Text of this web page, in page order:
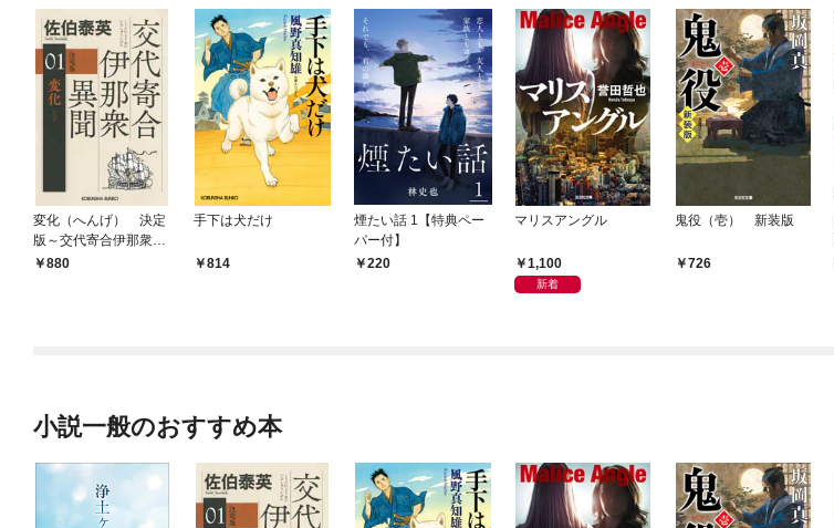
変化（へんげ） 決定
版～交代寄合伊那衆異
聞（1）～
880
手下は犬だけ
814
煙たい話 1【特典ペー
パー付】
220
マリスアングル
1,100
新着
鬼役（壱） 新装版
726
小説一般のおすすめ本